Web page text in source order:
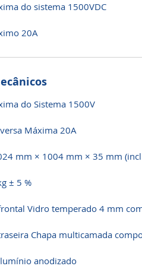
do sistema 1500VDC
20A
do Sistema 1500V
Máxima 20A
mm × 1004 mm × 35 mm
± 5 %
Vidro temperado 4 mm
Chapa multicamada
anodizado